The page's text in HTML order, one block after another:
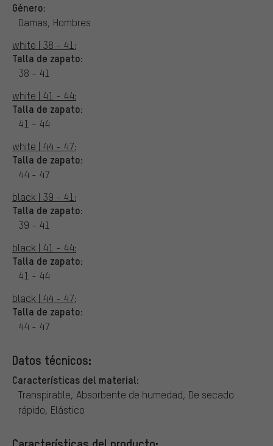
Género:
Damas, Hombres
white | 38 - 41:
Talla de zapato:
38 - 41
white | 41 - 44:
Talla de zapato:
41 - 44
white | 44 - 47:
Talla de zapato:
44 - 47
black | 39 - 41:
Talla de zapato:
39 - 41
black | 41 - 44:
Talla de zapato:
41 - 44
black | 44 - 47:
Talla de zapato:
44 - 47
Datos técnicos:
Características del material:
Transpirable, Absorbente de humedad, De secado
rápido, Elástico